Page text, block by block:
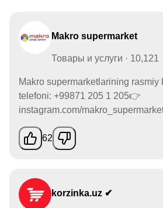
Makro supermarket
Товары и услуги · 10,121
Makro supermarketlarining rasmiy
telefoni: +99871 205 1 205👉
instagram.com/
62
korzinka.uz ✔